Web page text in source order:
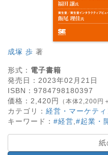
成塚 歩 著
形式： 電子書籍
発売日： 2023年02月21日
ISBN： 9784798180397
価格： 2,420円 （本体2,200円
カテゴリ： 経営・マーケテ
キーワード： #経営 #起業・
紙